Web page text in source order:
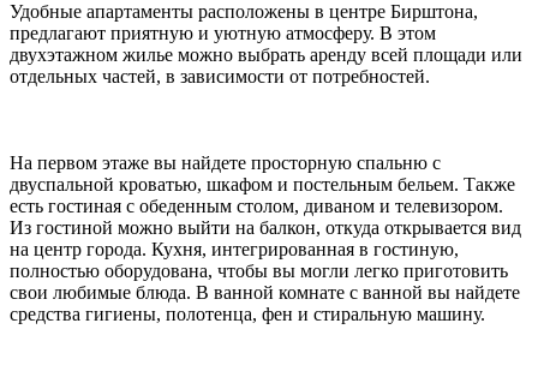
Удобные апартаменты расположены в центре Бирштона,
предлагают приятную и уютную атмосферу. В этом
двухэтажном жилье можно выбрать аренду всей площади или
отдельных частей, в зависимости от потребностей.
На первом этаже вы найдете просторную спальню с
двуспальной кроватью, шкафом и постельным бельем. Также
есть гостиная с обеденным столом, диваном и телевизором.
Из гостиной можно выйти на балкон, откуда открывается вид
на центр города. Кухня, интегрированная в гостиную,
полностью оборудована, чтобы вы могли легко приготовить
свои любимые блюда. В ванной комнате с ванной вы найдете
средства гигиены, полотенца, фен и стиральную машину.